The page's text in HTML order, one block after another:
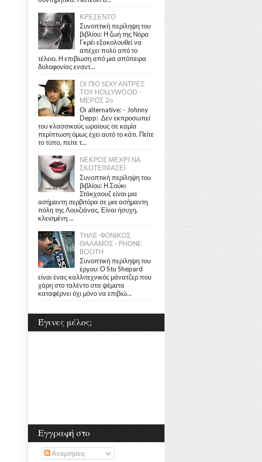
ΚΡΕΣΕΝΤΟ
Συνοπτική περίληψη του
βιβλίου: Η ζωή της Νόρα
Γκρέι εξακολουθεί να
απέχει πολύ από το
τέλειο. Η επιβίωση από μια απόπειρα
δολοφονίας εναντ...
ΟΙ ΠΙΟ SEXY ΑΝΤΡΕΣ
ΤΟΥ HOLLYWOOD -
ΜΕΡΟΣ 2ο
Οι alternative: - Johnny
Depp: Δεν εκπροσωπεί
του κλασσικούς ωραίους σε καμία
περίπτωση όμως έχει αυτό το κάτι. Πείτε
το τύπο, πείτε τ...
ΝΕΚΡΟΣ ΜΕΧΡΙ ΝΑ
ΣΚΟΤΕΙΝΙΑΣΕΙ
Συνοπτική περίληψη του
βιβλίου: Η Σούκι
Στάκχαουζ είναι μια
ασήμαντη σερβιτόρα σε μια ασήμαντη
πόλη της Λουιζιάνας. Είναι ήσυχη,
κλεισμένη ...
ΤΗΛΕ-ΦΟΝΙΚΟΣ
ΘΑΛΑΜΟΣ - PHONE
BOOTH
Συνοπτική περίληψη του
έργου: Ο Stu Shepard
είναι ένας καλλιτεχνικός μάνατζερ που
χάρη στο ταλέντο στα ψέματα
καταφέρνει όχι μόνο να επιβιώ...
Έγινες μέλος;
Εγγραφή στο
Αναρτήσεις